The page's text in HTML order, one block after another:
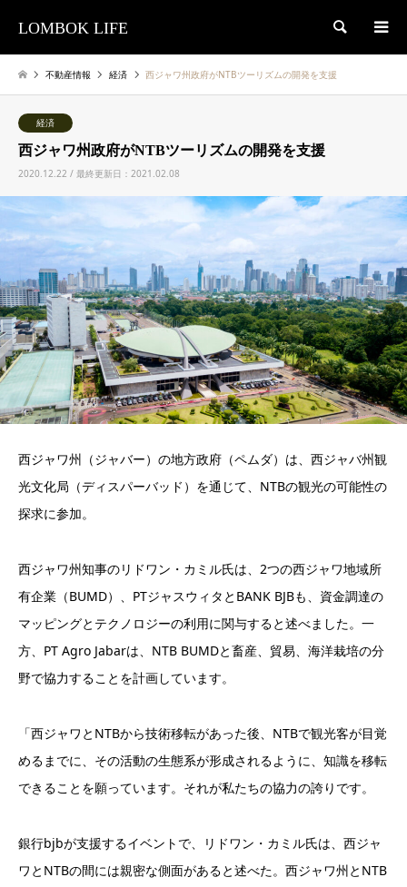
LOMBOK LIFE 検索
不動産情報 経済 西ジャワ州政府がNTBツーリズムの開発を支援
経済
西ジャワ州政府がNTBツーリズムの開発を支援
2020.12.22 / 最終更新日：2021.02.08
西ジャワ州（ジャバー）の地方政府（ペムダ）は、西ジャバ州観
光文化局（ディスパーバッド）を通じて、NTBの観光の可能性の
探求に参加。
西ジャワ州知事のリドワン・カミル氏は、2つの西ジャワ地域所
有企業（BUMD）、PTジャスウィタとBANK BJBも、資金調達の
マッピングとテクノロジーの利用に関与すると述べました。一
方、PT Agro Jabarは、NTB BUMDと畜産、貿易、海洋栽培の分
野で協力することを計画しています。
「西ジャワとNTBから技術移転があった後、NTBで観光客が目覚
めるまでに、その活動の生態系が形成されるように、知識を移転
できることを願っています。それが私たちの協力の誇りです。
銀行bjbが支援するイベントで、リドワン・カミル氏は、西ジャ
ワとNTBの間には親密な側面があると述べた。西ジャワ州とNTB